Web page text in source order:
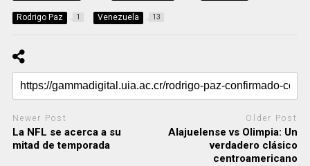
Rodrigo Paz 1 Venezuela 13
Newer Post
La NFL se acerca a su
mitad de temporada
Older Post
Alajuelense vs Olimpia: Un
verdadero clásico
centroamericano